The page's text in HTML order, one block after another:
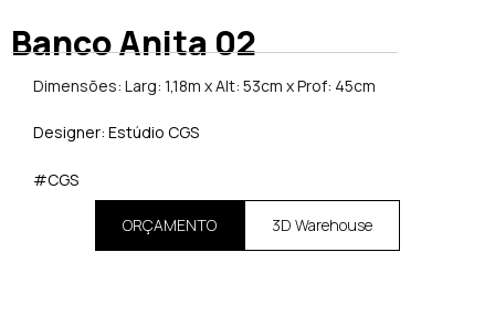
Banco Anita 02
Dimensões: Larg: 1,18m x Alt: 53cm x Prof: 45cm
Designer: Estúdio CGS
#CGS
ORÇAMENTO 3D Warehouse